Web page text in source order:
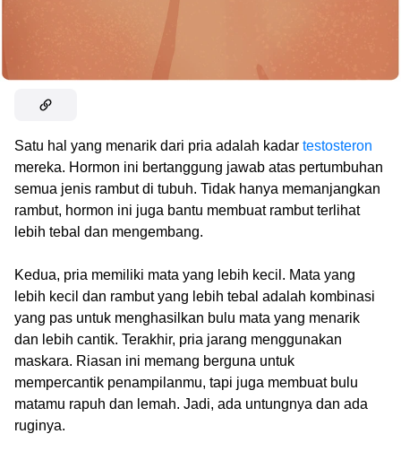
Satu hal yang menarik dari pria adalah kadar testosteron
mereka. Hormon ini bertanggung jawab atas pertumbuhan
semua jenis rambut di tubuh. Tidak hanya memanjangkan
rambut, hormon ini juga bantu membuat rambut terlihat
lebih tebal dan mengembang.
Kedua, pria memiliki mata yang lebih kecil. Mata yang
lebih kecil dan rambut yang lebih tebal adalah kombinasi
yang pas untuk menghasilkan bulu mata yang menarik
dan lebih cantik. Terakhir, pria jarang menggunakan
maskara. Riasan ini memang berguna untuk
mempercantik penampilanmu, tapi juga membuat bulu
matamu rapuh dan lemah. Jadi, ada untungnya dan ada
ruginya.